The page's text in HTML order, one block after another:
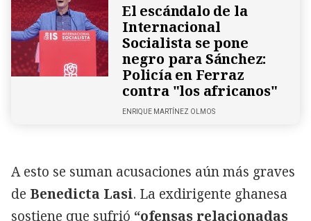
El escándalo de la
Internacional
Socialista se pone
negro para Sánchez:
Policía en Ferraz
contra "los africanos"
ENRIQUE MARTÍNEZ OLMOS
A esto se suman acusaciones aún más graves
de Benedicta Lasi. La exdirigente ghanesa
sostiene que sufrió “ofensas relacionadas